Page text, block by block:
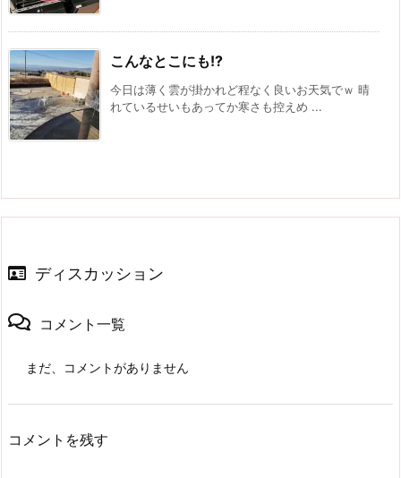
こんなとこにも!?
今日は薄く雲が掛かれど程なく良いお天気でｗ 晴
れているせいもあってか寒さも控えめ ...
ディスカッション
コメント一覧
まだ、コメントがありません
コメントを残す